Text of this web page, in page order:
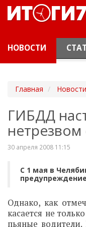
НОВОСТИ
Главная Новости
ГИБДД
нетрезвом
30 апреля 2008 11:15
С 1 мая в
Однако, как
касается не
пьяные водители.